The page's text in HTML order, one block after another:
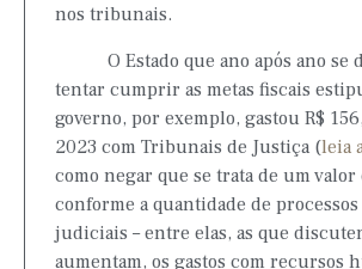
nos tribunais.
O Estado que ano após ano se
tentar cumprir as metas fiscais
governo, por exemplo, gastou R$
2023 com Tribunais de Justiça (leia
como negar que se trata de um valor
conforme a quantidade de processos
judiciais – entre elas, as que
aumentam, os gastos com recursos